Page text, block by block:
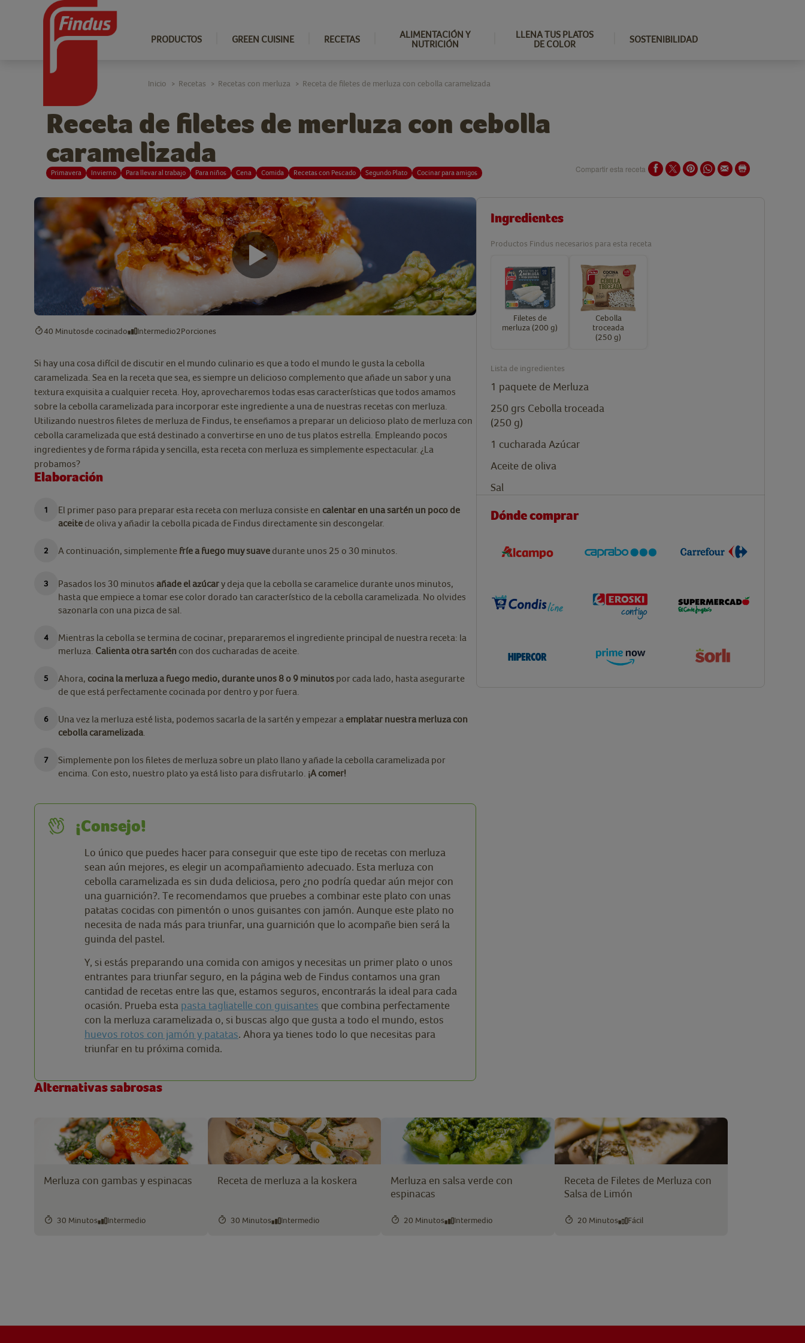
PRODUCTOS GREEN CUISINE RECETAS
ALIMENTACIÓN Y
NUTRICIÓN
LLENA TUS PLATOS
DE COLOR
SOSTENIBILIDAD
Receta de filetes de merluza con cebolla
caramelizada
Primavera Invierno Para llevar al trabajo Para niños Cena Comida Recetas con Pescado Segundo Plato Cocinar para amigos Compartir esta receta
Inicio > Recetas > Recetas con merluza > Receta de filetes de merluza con cebolla caramelizada
40 Minutosde cocinado Intermedio2Porciones
Si hay una cosa difícil de discutir en el mundo culinario es que a todo el mundo le gusta la cebolla
caramelizada. Sea en la receta que sea, es siempre un delicioso complemento que añade un sabor y una
textura exquisita a cualquier receta. Hoy, aprovecharemos todas esas características que todos amamos
sobre la cebolla caramelizada para incorporar este ingrediente a una de nuestras recetas con merluza.
Utilizando nuestros filetes de merluza de Findus, te enseñamos a preparar un delicioso plato de merluza con
cebolla caramelizada que está destinado a convertirse en uno de tus platos estrella. Empleando pocos
ingredientes y de forma rápida y sencilla, esta receta con merluza es simplemente espectacular. ¿La
probamos?
Elaboración
El primer paso para preparar esta receta con merluza consiste en calentar en una sartén un poco de
aceite de oliva y añadir la cebolla picada de Findus directamente sin descongelar.
A continuación, simplemente fríe a fuego muy suave durante unos 25 o 30 minutos.
Pasados los 30 minutos añade el azúcary deja que la cebolla se caramelice durante unos minutos,
hasta que empiece a tomar ese color dorado tan característico de la cebolla caramelizada. No olvides
sazonarla con una pizca de sal.
Mientras la cebolla se termina de cocinar, prepararemos el ingrediente principal de nuestra receta: la
merluza. Calienta otra sartén con dos cucharadas de aceite.
Ahora, cocina la merluza a fuego medio, durante unos 8 o 9 minutos por cada lado, hasta asegurarte
de que está perfectamente cocinada por dentro y por fuera.
Una vez la merluza esté lista, podemos sacarla de la sartén y empezar a emplatar nuestra merluza con
cebolla caramelizada
Simplemente pon los filetes de merluza sobre un plato llano y añade la cebolla caramelizada por
encima. Con esto, nuestro plato ya está listo para disfrutarlo. ¡A comer!
¡Consejo!
Lo único que puedes hacer para conseguir que este tipo de recetas con merluza
sean aún mejores, es elegir un acompañamiento adecuado. Esta merluza con
cebolla caramelizada es sin duda deliciosa, pero ¿no podría quedar aún mejor con
una guarnición?. Te recomendamos que pruebes a combinar este plato con unas
patatas cocidas con pimentón o unos guisantes con jamón. Aunque este plato no
necesita de nada más para triunfar, una guarnición que lo acompañe bien será la
guinda del pastel.
Y, si estás preparando una comida con amigos y necesitas un primer plato o unos
entrantes para triunfar seguro, en la página web de Findus contamos una gran
cantidad de recetas entre las que, estamos seguros, encontrarás la ideal para cada
ocasión. Prueba esta pasta tagliatelle con guisantes que combina perfectamente
con la merluza caramelizada o, si buscas algo que gusta a todo el mundo, estos
huevos rotos con jamón y patatas. Ahora ya tienes todo lo que necesitas para
triunfar en tu próxima comida.
Ingredientes
Productos Findus necesarios para esta receta
Filetes de
merluza (200 g)
Cebolla
troceada
(250 g)
Lista de ingredientes
1 paquete de Merluza
250 grs Cebolla troceada
(250 g)
1 cucharada Azúcar
Aceite de oliva
Sal
Dónde comprar
Alternativas sabrosas
Merluza con gambas y espinacas
30 Minutos Intermedio
Receta de merluza a la koskera
30 Minutos Intermedio
Merluza en salsa verde con
espinacas
20 Minutos Intermedio
Receta de Filetes de Merluza con
Salsa de Limón
20 Minutos Fácil